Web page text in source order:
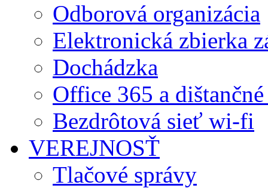
Odborová organizácia
Elektronická zbierka
Dochádzka
Office 365 a
Bezdrôtová sieť wi-fi
VEREJNOSŤ
Tlačové správy